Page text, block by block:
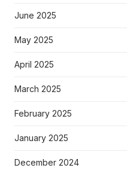
June 2025
May 2025
April 2025
March 2025
February 2025
January 2025
December 2024